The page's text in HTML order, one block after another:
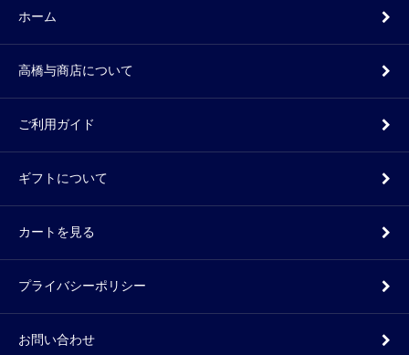
ホーム
高橋与商店について
ご利用ガイド
ギフトについて
カートを見る
プライバシーポリシー
お問い合わせ